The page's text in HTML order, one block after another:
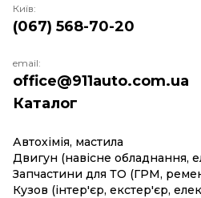
Каталог
Автохімія, мастила
Двигун (навісне обладнання,
Запчастини для ТО (ГРМ,
Кузов (інтер'єр, екстер'єр,
Київ:
(067) 568-70-20
email:
office@911auto.com.ua